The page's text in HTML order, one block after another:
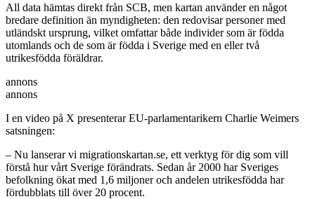
All data hämtas direkt från SCB, men kartan använder en något
bredare definition än myndigheten: den redovisar personer med
utländskt ursprung, vilket omfattar både individer som är födda
utomlands och de som är födda i Sverige med en eller två
utrikesfödda föräldrar.
annons
annons
I en video på X presenterar EU-parlamentarikern Charlie Weimers
satsningen:
– Nu lanserar vi migrationskartan.se, ett verktyg för dig som vill
förstå hur vårt Sverige förändrats. Sedan år 2000 har Sveriges
befolkning ökat med 1,6 miljoner och andelen utrikesfödda har
fördubblats till över 20 procent.